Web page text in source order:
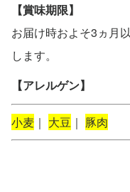
【賞味期限】
お届け時およそ3ヵ月
します。
【アレルゲン】
小麦 ｜ 大豆 ｜ 豚肉